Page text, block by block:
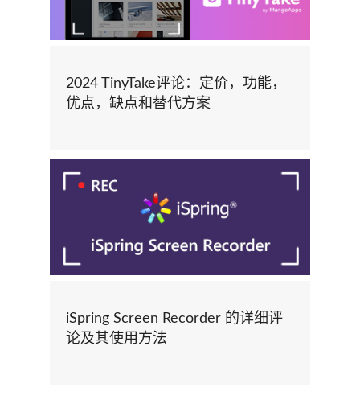
2024 TinyTake评论：定价，功能，
优点，缺点和替代方案
iSpring Screen Recorder 的详细评
论及其使用方法